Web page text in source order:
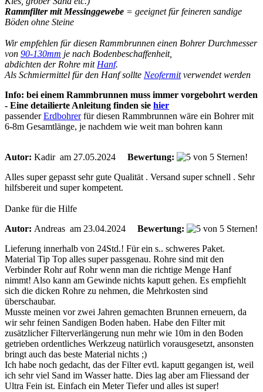
Rammfilter mit Messinggewebe = geeignet für feineren sandige
Böden ohne Steine
Wir empfehlen für diesen Rammbrunnen einen Bohrer Durchmesser
von 90-130mm je nach Bodenbeschaffenheit,
abdichten der Rohre mitHanf.
Als Schmiermittel für den Hanf sollte Neofermitverwendet werden
Info: bei einem Rammbrunnen muss immer vorgebohrt werden
- Eine detailierte Anleitung finden sie hier
passenderErdbohrerfür diesen Rammbrunnen wäre ein Bohrer mit
6-8m Gesamtlänge, je nachdem wie weit man bohren kann
Autor: Kadir am 27.05.2024
Bewertung:
Alles super gepasst sehr gute Qualität . Versand super schnell . Sehr
hilfsbereit und super kompetent.
Danke für die Hilfe
Autor: Andreas am 23.04.2024
Bewertung:
Lieferung innerhalb von 24Std.! Für ein s.. schweres Paket.
Material Tip Top alles super passgenau. Rohre sind mit den
Verbinder Rohr auf Rohr wenn man die richtige Menge Hanf
nimmt! Also kann am Gewinde nichts kaputt gehen. Es empfiehlt
sich die dicken Rohre zu nehmen, die Mehrkosten sind
überschaubar.
Musste meinen vor zwei Jahren gemachten Brunnen erneuern, da
wir sehr feinen Sandigen Boden haben. Habe den Filter mit
zusätzlicher Filterverlängerung nun mehr wie 10m in den Boden
getrieben ordentliches Werkzeug natürlich vorausgesetzt, ansonsten
bringt auch das beste Material nichts ;)
Ich habe noch gedacht, das der Filter evtl. kaputt gegangen ist, weil
ich sehr viel Sand im Wasser hatte. Dies lag aber am Fliessand der
Ultra Fein ist. Einfach ein Meter Tiefer und alles ist super!